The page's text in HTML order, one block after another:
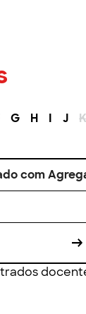
G H I J K
com